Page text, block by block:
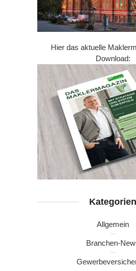
Hier das aktuelle
Download:
Kategorien
Allgemein
Branchen-